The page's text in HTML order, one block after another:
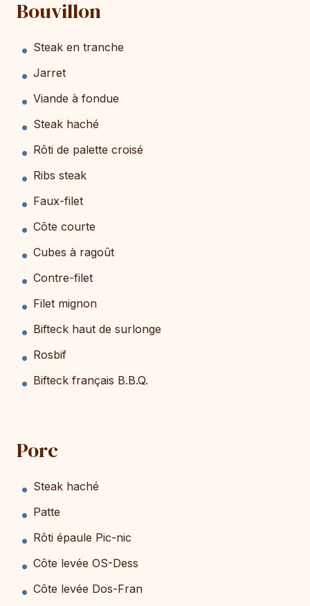
Bouvillon
Steak en tranche
Jarret
Viande à fondue
Steak haché
Rôti de palette croisé
Ribs steak
Faux-filet
Côte courte
Cubes à ragoût
Contre-filet
Filet mignon
Bifteck haut de surlonge
Rosbif
Bifteck français B.B.Q.
Porc
Steak haché
Patte
Rôti épaule Pic-nic
Côte levée OS-Dess
Côte levée Dos-Fran